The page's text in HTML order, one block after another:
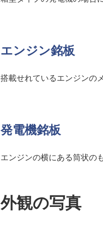
エンジン銘板
搭載せれているエンジンの
発電機銘板
エンジンの横にある筒状の
外観の写真